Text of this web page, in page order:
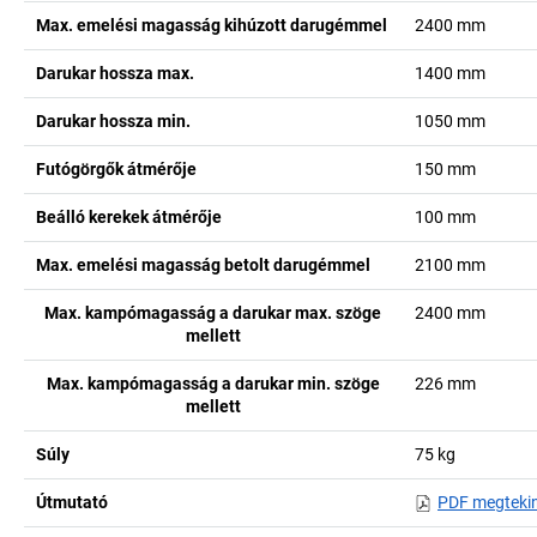
Max. emelési magasság kihúzott darugémmel 2400 mm
Darukar hossza max. 1400 mm
Darukar hossza min. 1050 mm
Futógörgők átmérője 150 mm
Beálló kerekek átmérője 100 mm
Max. emelési magasság betolt darugémmel 2100 mm
Max. kampómagasság a darukar max. szöge
mellett
2400 mm
Max. kampómagasság a darukar min. szöge
mellett
226 mm
Súly 75 kg
Útmutató PDF